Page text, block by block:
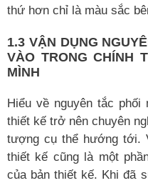
thứ hơn chỉ là màu sắc
1.3 VẬN DỤNG
VÀO TRONG CHÍNH
MÌNH
Hiểu về nguyên tắc phối
thiết kế trở nên chuyên
tượng cụ thể hướng tới.
thiết kế cũng là một
của bản thiết kế. Khi đã